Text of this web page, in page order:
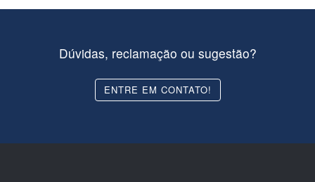
Dúvidas, reclamação ou sugestão?
ENTRE EM CONTATO!